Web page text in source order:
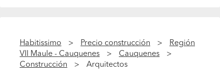
Habitissimo Precio construcción
Región
VII Maule - Cauquenes
Cauquenes
Construcción
Arquitectos